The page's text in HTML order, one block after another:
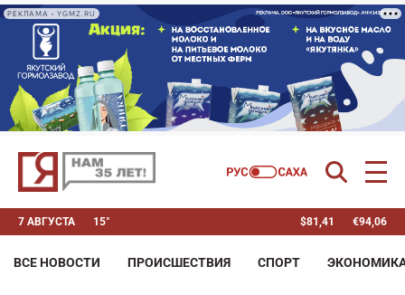
РЕКЛАМА • YGMZ.RU
7 АВГУСТА 15° $81,41 €94,06
ВСЕ НОВОСТИ ПРОИСШЕСТВИЯ СПОРТ